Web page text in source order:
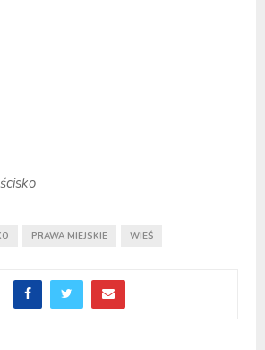
PRAWA MIEJSKIE WIEŚ